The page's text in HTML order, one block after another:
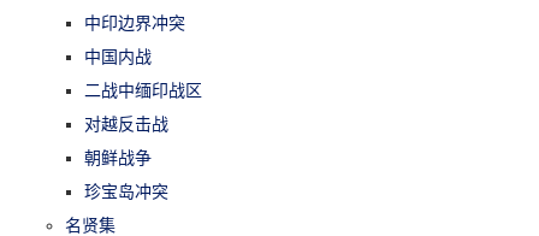
中印边界冲突
中国内战
二战中缅印战区
对越反击战
朝鲜战争
珍宝岛冲突
名贤集